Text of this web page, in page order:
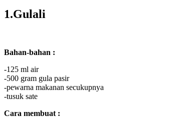
1.Gulali
Bahan-bahan :
-125 ml air
-500 gram gula pasir
-pewarna makanan secukupnya
-tusuk sate
Cara membuat :